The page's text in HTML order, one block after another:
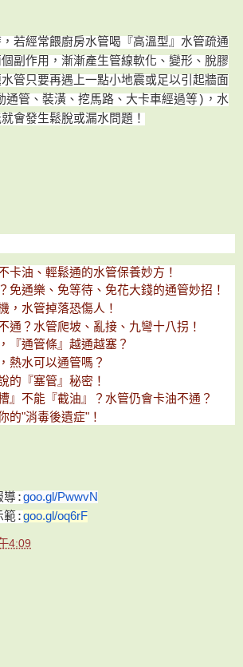
，若經常餵廚房水管喝『高溫型』水管疏通
副作用，漸漸產生管線軟化 、 變形、脫膠
水管只要再遇上一點小地震或足以引起牆面
管、 裝潢、 挖馬路 、大卡車經過等 ) ，水
會發生鬆脫或漏水問題！
卡油、輕鬆通的水管保養妙方！
免通樂、免等待、免花大錢的通管妙招！
，水管掉落恐傷人！
通？水管爬坡、亂接、九彎十八拐！
『通管條』越通越塞？
熱水可以通管嗎？
的『塞管』秘密！
』不能『截油』？水管仍會卡油不通？
的"消毒後遺症"！
:goo.gl/PwwvN
範:goo.gl/oq6rF
4:09